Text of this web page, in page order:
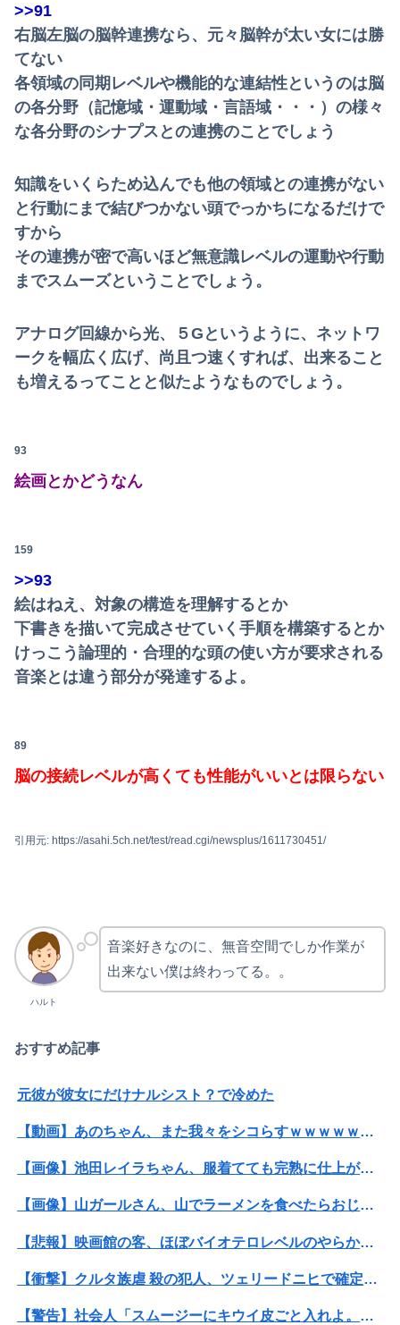
>>91
右脳左脳の脳幹連携なら、元々脳幹が太い女には勝
てない
各領域の同期レベルや機能的な連結性というのは脳
の各分野（記憶域・運動域・言語域・・・）の様々
な各分野のシナプスとの連携のことでしょう
知識をいくらため込んでも他の領域との連携がない
と行動にまで結びつかない頭でっかちになるだけで
すから
その連携が密で高いほど無意識レベルの運動や行動
までスムーズということでしょう。
アナログ回線から光、５Gというように、ネットワ
ークを幅広く広げ、尚且つ速くすれば、出来ること
も増えるってことと似たようなものでしょう。
93
絵画とかどうなん
159
>>93
絵はねえ、対象の構造を理解するとか
下書きを描いて完成させていく手順を構築するとか
けっこう論理的・合理的な頭の使い方が要求される
音楽とは違う部分が発達するよ。
89
脳の接続レベルが高くても性能がいいとは限らない
引用元: https://asahi.5ch.net/test/read.cgi/newsplus/1611730451/
ハルト
音楽好きなのに、無音空間でしか作業が
出来ない僕は終わってる。。
おすすめ記事
元彼が彼女にだけナルシスト？で冷めた
【動画】あのちゃん、また我々をシコらすｗｗｗｗｗｗｗｗｗｗｗｗｗｗｗｗｗｗｗｗｗｗｗｗ
【画像】池田レイラちゃん、服着てても完熟に仕上がるｗｗｗｗｗｗｗｗｗｗｗｗｗｗ
【画像】山ガールさん、山でラーメンを食べたらおじさんに怒られるｗｗｗ
【悲報】映画館の客、ほぼバイオテロレベルのやらかしで観客が避難する事態にｗｗｗｗ
【衝撃】クルタ族虐 殺の犯人、ツェリードニヒで確定！クロロの演劇のせいで2人も無駄死ににwwww
【警告】社会人「スムージーにキウイ皮ごと入れよ。これ美容にいいんだよね〜」→ 結果…